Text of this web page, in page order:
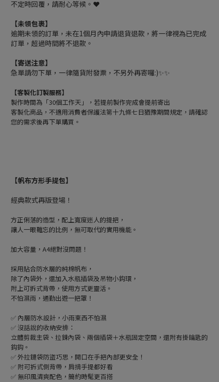
不定時回覆，請耐心等候。❤️
【未領包裹】
逾期未領的訂單，未在1個月內申請退貨退款，將一律視為已完成
訂單，超過時間將不退款。
【寄送注意】
急單請勿下單，一律隨貨附發票，不另外再寄囉:)✨✨
【客製化訂製服務】
製作時間為「30個工作天」，若提前製作完成會提前寄出
客製化商品，不適用消費者保護法第十九條七日猶豫期間規定，請確認
您的需求後再下單購買。
【帆布方形手提包】
經典款式再版登場！
方正俐落的造型，配上寬度迷人的提把，
讓人一眼難忘的比例，無可取代的實用機能。
加大容量，A4絕對沒問題！
採用貼合防水層的純棉帆布，
除了內袋外，還加入水瓶插袋及吊物小鈎環，
附上可拆式背帶，使用方式更靈活。
不怕濕雨，通勤出遊一把罩！
✅ 內層防水設計，小雨東西不怕濕
✅ 沒話說的收納安排：
立體剪裁主袋、拉鍊內袋、兩個插袋＋水瓶固定空間，還附有掛鑰匙的
鈎鈎。
✅ 外拉鏈袋防盜巧思，開口在手把內部更安全！
✅ 附可拆式側背帶，肩揹手提都好看
✅ 無印風清爽配色，簡約時髦更百搭